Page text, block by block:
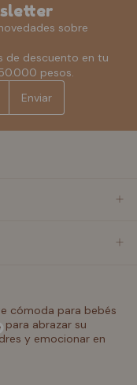
sobre
de descuento en tu
pesos.
Enviar
cómoda para bebés
para abrazar su
y emocionar en